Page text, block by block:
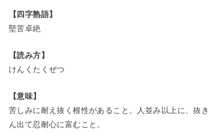
【四字熟語】
堅苦卓絶
【読み方】
けんくたくぜつ
【意味】
苦しみに耐え抜く根性があること。人並み以上に、抜き
ん出て忍耐心に富むこと。